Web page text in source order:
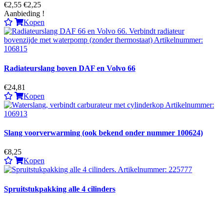
€2,55 €2,25
Aanbieding !
Kopen
Radiateurslang boven DAF en Volvo 66
€24,81
Kopen
Slang voorverwarming (ook bekend onder nummer 100624)
€8,25
Kopen
Spruitstukpakking alle 4 cilinders